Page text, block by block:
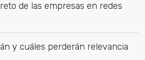
de las empresas en redes
y cuáles perderán relevancia